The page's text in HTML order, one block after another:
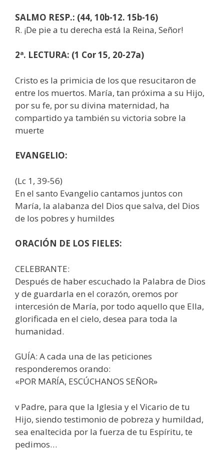
SALMO RESP.: (44, 10b-12. 15b-16)
R. ¡De pie a tu derecha está la Reina, Señor!
2ª. LECTURA: (1 Cor 15, 20-27a)
Cristo es la primicia de los que resucitaron de
entre los muertos. María, tan próxima a su Hijo,
por su fe, por su divina maternidad, ha
compartido ya también su victoria sobre la
muerte
EVANGELIO:
(Lc 1, 39-56)
En el santo Evangelio cantamos juntos con
María, la alabanza del Dios que salva, del Dios
de los pobres y humildes
ORACIÓN DE LOS FIELES:
CELEBRANTE:
Después de haber escuchado la Palabra de Dios
y de guardarla en el corazón, oremos por
intercesión de María, por todo aquello que Ella,
glorificada en el cielo, desea para toda la
humanidad.
GUÍA: A cada una de las peticiones
responderemos orando:
«POR MARÍA, ESCÚCHANOS SEÑOR»
v Padre, para que la Iglesia y el Vicario de tu
Hijo, siendo testimonio de pobreza y humildad,
sea enaltecida por la fuerza de tu Espíritu, te
pedimos…